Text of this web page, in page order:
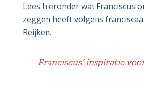
Lees hieronder wat Franciscus
zeggen heeft volgens
Reijken.
Franciscus’ inspiratie